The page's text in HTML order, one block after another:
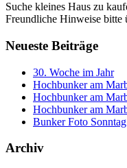
Suche kleines Haus zu
Freundliche Hinweise bitte
Neueste Beiträge
30. Woche im Jahr
Hochbunker am
Hochbunker am
Hochbunker am
Bunker Foto Sonntag
Archiv